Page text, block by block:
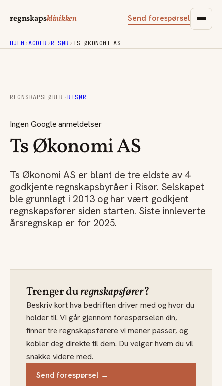
regnskapsklinikken Send forespørsel
HJEM ›AGDER ›RISØR ›TS ØKONOMI AS
REGNSKAPSFØRER ·RISØR
Ingen Google anmeldelser
Ts Økonomi AS
Ts Økonomi AS er blant de tre eldste av 4
godkjente regnskapsbyråer i Risør. Selskapet
ble grunnlagt i 2013 og har vært godkjent
regnskapsfører siden starten. Siste innleverte
årsregnskap er for 2025.
Trenger duregnskapsfører?
Beskriv kort hva bedriften driver med og hvor du
holder til. Vi går gjennom forespørselen din,
finner tre regnskapsførere vi mener passer, og
kobler deg direkte til dem. Du velger hvem du vil
snakke videre med.
Send forespørsel →